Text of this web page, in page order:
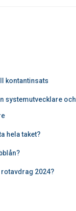
kontantinsats
systemutvecklare och
hela taket?
2024?